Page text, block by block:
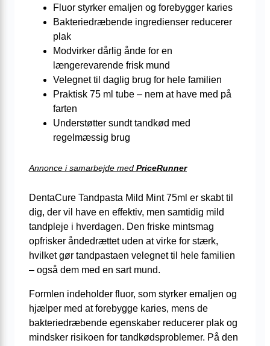
Fluor styrker emaljen og forebygger karies
Bakteriedræbende ingredienser reducerer
plak
Modvirker dårlig ånde for en
længerevarende frisk mund
Velegnet til daglig brug for hele familien
Praktisk 75 ml tube – nem at have med på
farten
Understøtter sundt tandkød med
regelmæssig brug
Annonce i samarbejde med PriceRunner
DentaCure Tandpasta Mild Mint 75ml er skabt til
dig, der vil have en effektiv, men samtidig mild
tandpleje i hverdagen. Den friske mintsmag
opfrisker åndedrættet uden at virke for stærk,
hvilket gør tandpastaen velegnet til hele familien
– også dem med en sart mund.
Formlen indeholder fluor, som styrker emaljen og
hjælper med at forebygge karies, mens de
bakteriedræbende egenskaber reducerer plak og
mindsker risikoen for tandkødsproblemer. På den